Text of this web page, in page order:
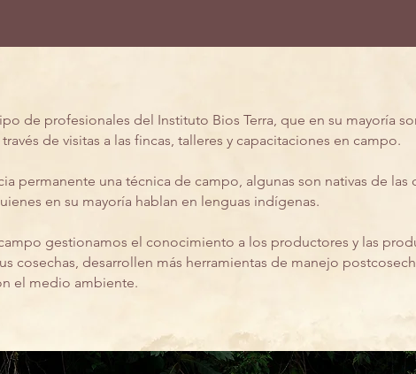
de profesionales del Instituto Bios Terra, que en su mayoría
de visitas a las fincas, talleres y capacitaciones en campo.
permanente una técnica de campo, algunas son nativas de
en su mayoría hablan en lenguas indígenas.
gestionamos el conocimiento a los productores y las
cosechas, desarrollen más herramientas de manejo
el medio ambiente.